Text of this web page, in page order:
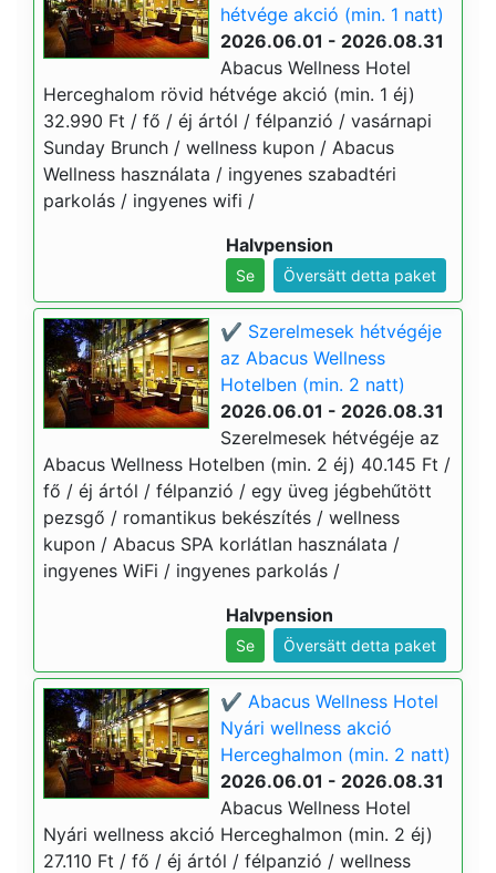
hétvége akció (min. 1 natt)
2026.06.01 - 2026.08.31
Abacus Wellness Hotel
Herceghalom rövid hétvége akció (min. 1 éj)
32.990 Ft / fő / éj ártól / félpanzió / vasárnapi
Sunday Brunch / wellness kupon / Abacus
Wellness használata / ingyenes szabadtéri
parkolás / ingyenes wifi /
Halvpension
Se Översätt detta paket
✔️ Szerelmesek hétvégéje
az Abacus Wellness
Hotelben (min. 2 natt)
2026.06.01 - 2026.08.31
Szerelmesek hétvégéje az
Abacus Wellness Hotelben (min. 2 éj) 40.145 Ft /
fő / éj ártól / félpanzió / egy üveg jégbehűtött
pezsgő / romantikus bekészítés / wellness
kupon / Abacus SPA korlátlan használata /
ingyenes WiFi / ingyenes parkolás /
Halvpension
Se Översätt detta paket
✔️ Abacus Wellness Hotel
Nyári wellness akció
Herceghalmon (min. 2 natt)
2026.06.01 - 2026.08.31
Abacus Wellness Hotel
Nyári wellness akció Herceghalmon (min. 2 éj)
27.110 Ft / fő / éj ártól / félpanzió / wellness